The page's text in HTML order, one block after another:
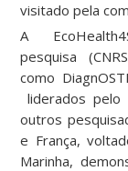
visitado pela
A
pesquisa
como
liderados pelo
outros
e França,
Marinha,